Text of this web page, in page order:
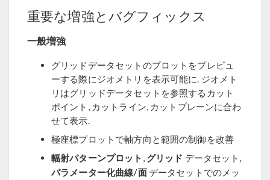
重要な増強とバグフィックス
一般増強
グリッドデータセットのプロットをプレビュ
ーする際にジオメトリを表示可能に. ジオメト
リはグリッドデータセットを参照するカット
ポイント, カットライン, カットプレーンに合わ
せて表示.
極座標プロットで軸方向と範囲の制御を改善
輻射パターンプロット , グリッド データセット,
パラメーター化曲線/面データセットでのメッ